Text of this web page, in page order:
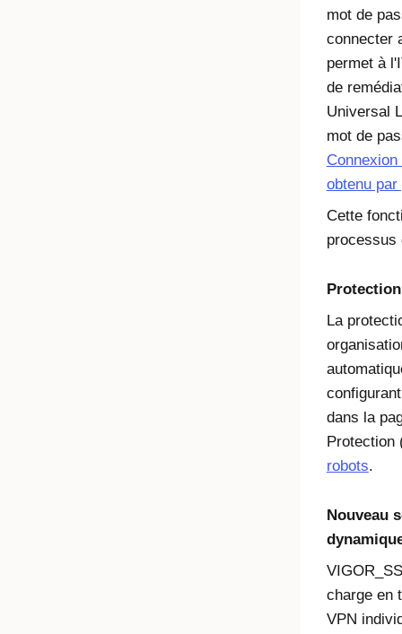
mot de
connecter
permet à
de
Universal
mot de
obtenu
Cette
processus
La
dans la
Protection
robots.
Nouveau
charge en
VPN